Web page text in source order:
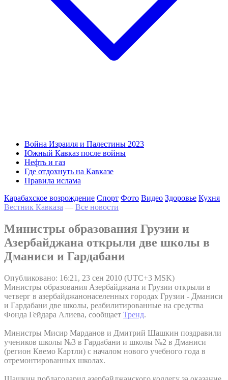
Война Израиля и Палестины 2023
Южный Кавказ после войны
Нефть и газ
Где отдохнуть на Кавказе
Правила ислама
Карабахское возрождение Спорт Фото Видео Здоровье Кухня
Вестник Кавказа — Все новости
Министры образования Грузии и
Азербайджана открыли две школы в
Дманиси и Гардабани
Опубликовано: 16:21, 23 сен 2010 (UTC+3 MSK)
Министры образования Азербайджана и Грузии открыли в
четверг в азербайджанонаселенных городах Грузии - Дманиси
и Гардабани две школы, реабилитированные на средства
Фонда Гейдара Алиева, сообщает Тренд.
Министры Мисир Марданов и Дмитрий Шашкин поздравили
учеников школы №3 в Гардабани и школы №2 в Дманиси
(регион Квемо Картли) с началом нового учебного года в
отремонтированных школах.